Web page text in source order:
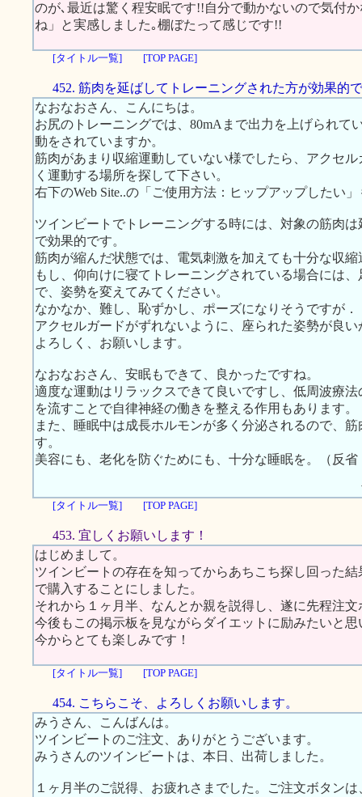
のが､最近は驚く程安眠です!!自分で動かないので気付
ね」と実感しました｡棚ぼたって感じです!!
[タイトル一覧] [TOP PAGE]
452. 筋肉を延ばしてトレーニングされた方が効果的
なおなおさん、こんにちは。
お尻のトレーニングでは、80mAまで出力を上げられて
動をされていますか。
筋肉があまり収縮運動していない様でしたら、アクセ
く運動する場所を探して下さい。
右下のWeb Site..の「ご使用方法：ヒップアップしたい
ツインビートでトレーニングする時には、対象の筋肉
で効果的です。
筋肉が縮んだ状態では、電気刺激を加えても十分な収
もし、仰向けに寝てトレーニングされている場合には
で、姿勢を変えてみてください。
なかなか、難し、恥ずかし、ポーズになりそうですが．
アクセルガードがずれないように、座られた姿勢が良
よろしく、お願いします。
なおなおさん、安眠もできて、良かったですね。
適度な運動はリラックスできて良いですし、低周波療
を流すことで自律神経の働きを整える作用もあります。
また、睡眠中は成長ホルモンが多く分泌されるので、
す。
美容にも、老化を防ぐためにも、十分な睡眠を。（反省
[タイトル一覧]
[TOP PAGE]
453. 宜しくお願いします！
はじめまして。
ツインビートの存在を知ってからあちこち探し回った
で購入することにしました。
それから１ヶ月半、なんとか親を説得し、遂に先程注
今後もこの掲示板を見ながらダイエットに励みたいと思
今からとても楽しみです！
[タイトル一覧] [TOP PAGE]
454. こちらこそ、よろしくお願いします。
みうさん、こんばんは。
ツインビートのご注文、ありがとうございます。
みうさんのツインビートは、本日、出荷しました。
１ヶ月半のご説得、お疲れさまでした。ご注文ボタン